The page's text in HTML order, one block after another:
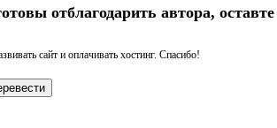
отблагодарить автора,
сайт и оплачивать хостинг. Спасибо!